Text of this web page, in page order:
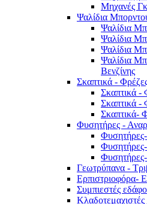
Μηχανές
Ψαλίδια
Ψαλίδια
Ψαλίδια
Ψαλίδια
Ψαλίδια
Βενζίνης
Σκαπτικά -
Σκαπτικά -
Σκαπτικά -
Σκαπτικά-
Φυσητήρες -
Γεωτρύπανα -
Ερπιστριοφόρα-
Συμπιεστές